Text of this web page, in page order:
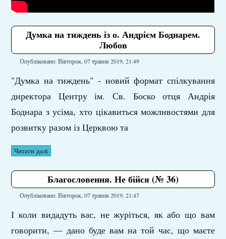
Думка на тиждень із о. Андрієм Боднарем.
Любов
Опубліковано: Вівторок, 07 травня 2019, 21:49
"Думка на тиждень" - новий формат спілкування
директора Центру ім. Св. Боско отця Андрія
Боднара з усіма, хто цікавиться можливостями для
розвитку разом із Церквою та
Читати далі
Благословення. Не бійся (№ 36)
Опубліковано: Вівторок, 07 травня 2019, 21:47
І коли видадуть вас, не журіться, як або що вам
говорити, — дано буде вам на той час, що маєте